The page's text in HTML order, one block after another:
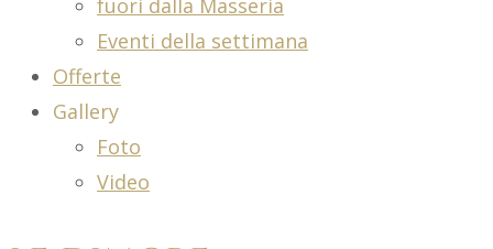
fuori dalla Masseria
Eventi della settimana
Offerte
Gallery
Foto
Video